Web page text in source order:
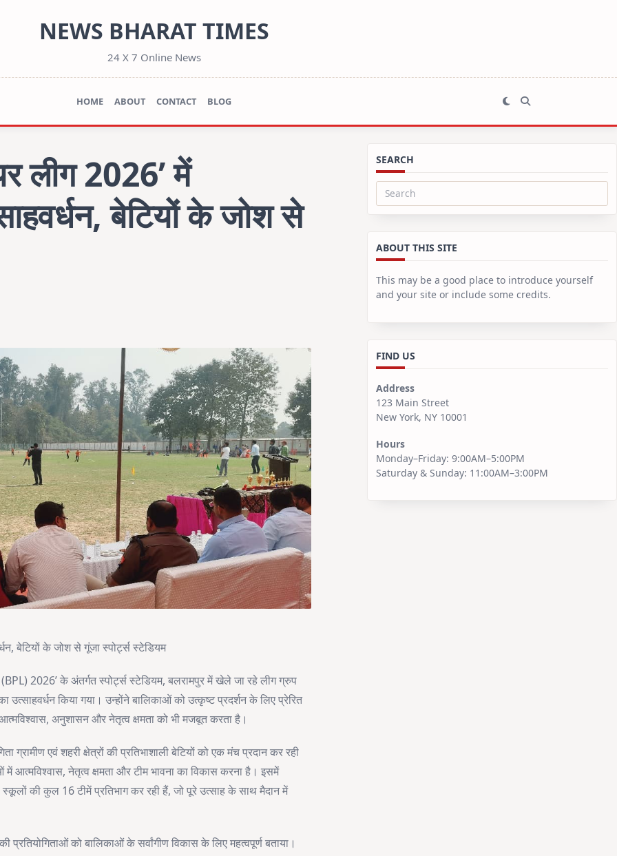
NEWS BHARAT TIMES
24 X 7 Online News
HOME ABOUT CONTACT BLOG
लीग 2026’ में
बेटियों के जोश से
बेटियों के जोश से गूंजा स्पोर्ट्स स्टेडियम
2026’ के अंतर्गत स्पोर्ट्स स्टेडियम, बलरामपुर में खेले जा रहे लीग ग्रुप
उत्साहवर्धन किया गया। उन्होंने बालिकाओं को उत्कृष्ट प्रदर्शन के लिए प्रेरित
अनुशासन और नेतृत्व क्षमता को भी मजबूत करता है।
एवं शहरी क्षेत्रों की प्रतिभाशाली बेटियों को एक मंच प्रदान कर रही
आत्मविश्वास, नेतृत्व क्षमता और टीम भावना का विकास करना है। इसमें
स्कूलों की कुल 16 टीमें प्रतिभाग कर रही हैं, जो पूरे उत्साह के साथ मैदान में
को बालिकाओं के सर्वांगीण विकास के लिए महत्वपूर्ण बताया।
SEARCH
Search
ABOUT THIS SITE
This may be a good place to introduce yourself
and your site or include some credits.
FIND US
Address
123 Main Street
New York, NY 10001
Hours
Monday–Friday: 9:00AM–5:00PM
Saturday & Sunday: 11:00AM–3:00PM